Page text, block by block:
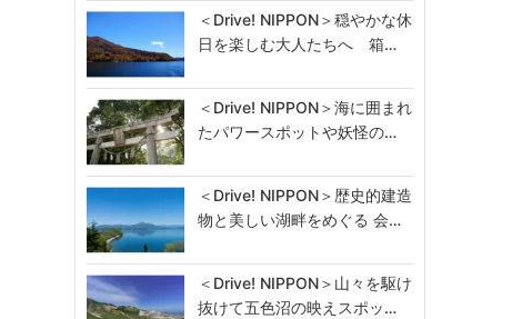
＜Drive! NIPPON＞穏やかな休
日を楽しむ大人たちへ 箱…
＜Drive! NIPPON＞海に囲まれ
たパワースポットや妖怪の…
＜Drive! NIPPON＞歴史的建造
物と美しい湖畔をめぐる 会…
＜Drive! NIPPON＞山々を駆け
抜けて五色沼の映えスポッ…